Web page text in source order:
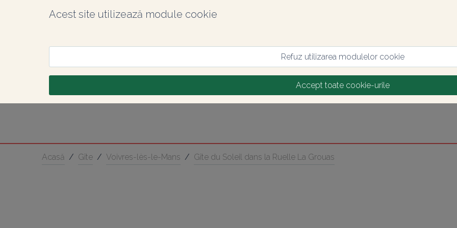
Acest site utilizează module cookie
Refuz utilizarea modulelor cookie
Accept toate cookie-urile
Acasă / Gîte / Voivres-lès-le-Mans / Gîte du Soleil dans la Ruelle La Grouas